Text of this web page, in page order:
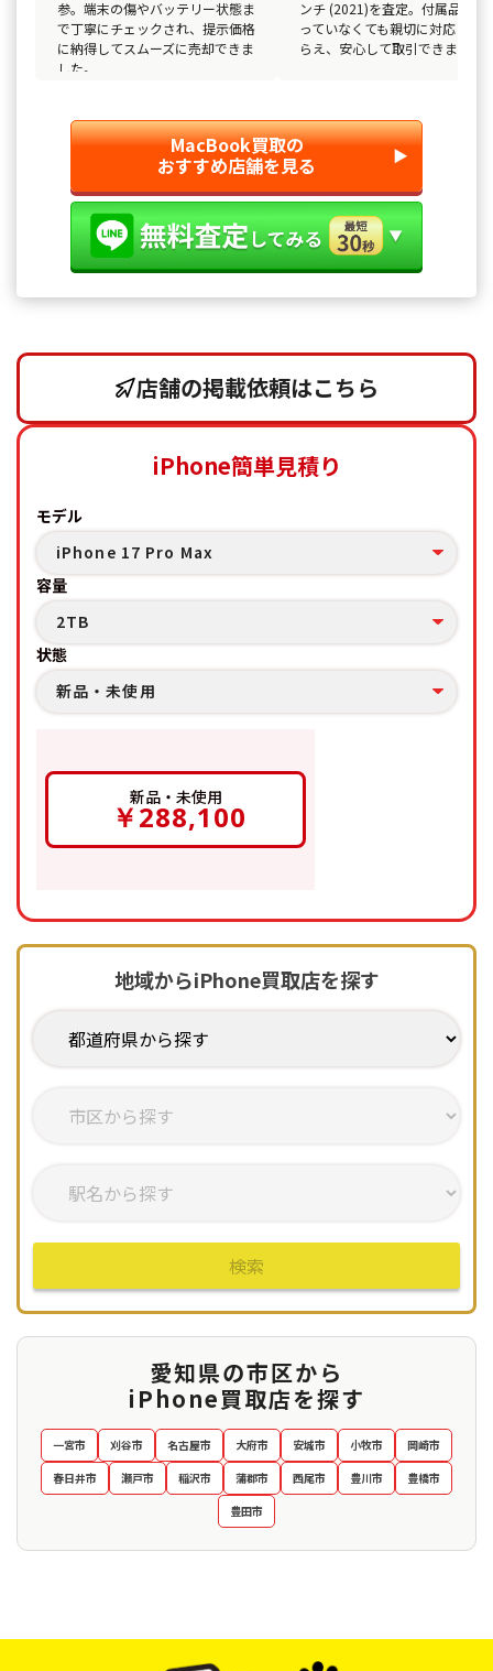
昼休みにMacBook Air (M2)を持
参。端末の傷やバッテリー状態ま
で丁寧にチェックされ、提示価格
に納得してスムーズに売却できま
買い物帰りにMacBook Pro 14イ
ンチ (2021)を査定。付属品が揃
っていなくても親切に対応しても
MacBook買取の
おすすめ店舗を見る
店舗の掲載依頼はこちら
モデル
iPhone 17 Pro Max
容量
2TB
状態
新品・未使用
新品・未使用
￥288,100
地域からiPhone買取店を探す
検索
愛知県の市区から
iPhone買取店を探す
一宮市 刈谷市 名古屋市 大府市 安城市 小牧市
岡崎市
蒲郡市